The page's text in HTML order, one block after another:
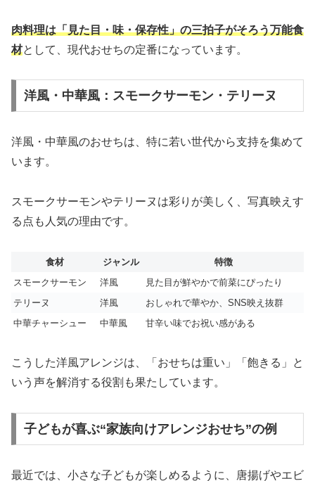
肉料理は「見た目・味・保存性」の三拍子がそろう万能食
材として、現代おせちの定番になっています。
洋風・中華風：スモークサーモン・テリーヌ
洋風・中華風のおせちは、特に若い世代から支持を集めて
います。
スモークサーモンやテリーヌは彩りが美しく、写真映えす
る点も人気の理由です。
食材 ジャンル
特徴
スモークサーモン
洋風
見た目が鮮やかで前菜にぴったり
テリーヌ
洋風
おしゃれで華やか、SNS映え抜群
中華チャーシュー
中華風 甘辛い味でお祝い感がある
こうした洋風アレンジは、「おせちは重い」「飽きる」と
いう声を解消する役割も果たしています。
子どもが喜ぶ“家族向けアレンジおせち”の例
最近では、小さな子どもが楽しめるように、唐揚げやエビ